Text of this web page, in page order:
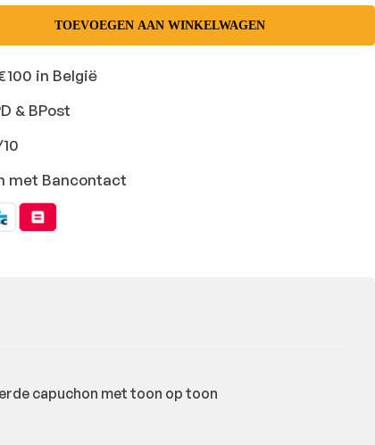
TOEVOEGEN AAN WINKELWAGEN
in België
& BPost
met Bancontact
capuchon met toon op toon